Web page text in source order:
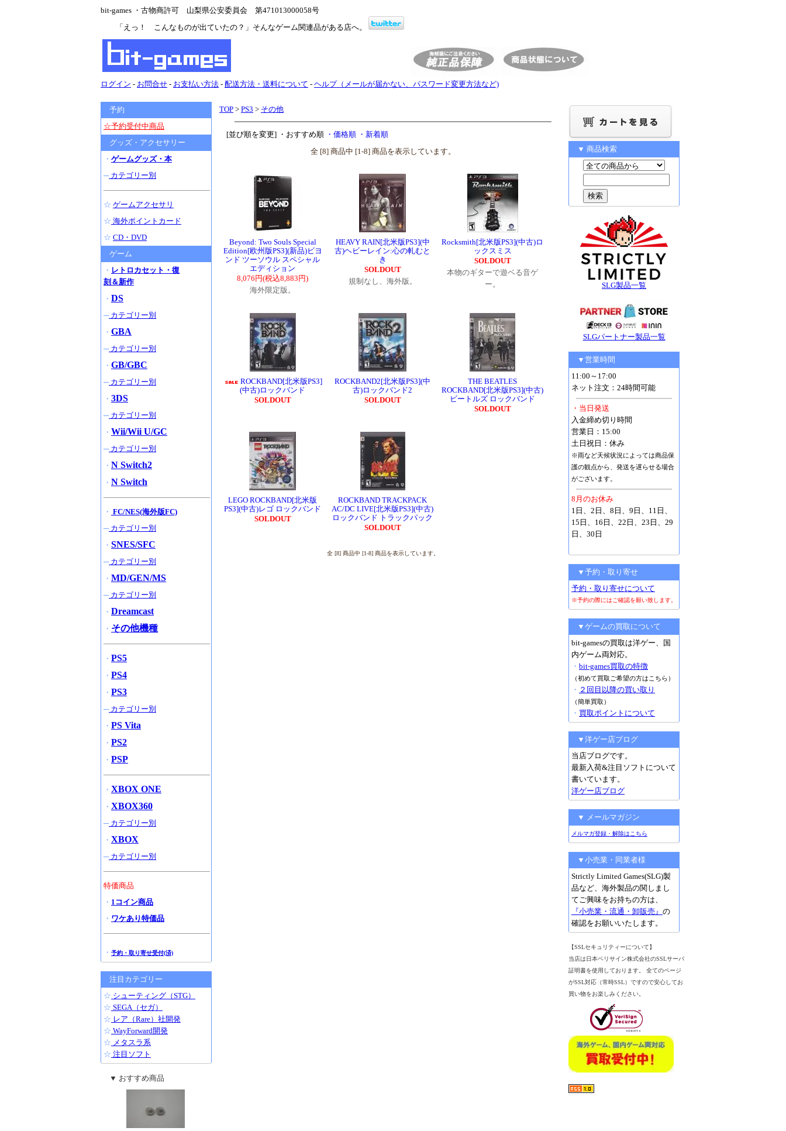
bit-games ・古物商許可 山梨県公安委員会 第471013000058号
「えっ！ こんなものが出ていたの？」そんなゲーム関連品がある店へ。
ログイン - お問合せ - お支払い方法 - 配送方法・送料について - ヘルプ（メールが届かない、パスワード変更方法など)
TOP > PS3 > その他
[並び順を変更] ・おすすめ順 ・価格順 ・新着順
全 [8] 商品中 [1-8] 商品を表示しています。
Beyond: Two Souls Special
Edition[欧州版PS3](新品)ビヨ
ンド ツーソウル スペシャル
エディション
8,076円(税込8,883円)
海外限定版。
HEAVY RAIN[北米版PS3](中
古)ヘビーレイン:心の軋むと
き
SOLDOUT
規制なし、海外版。
Rocksmith[北米版PS3](中古)ロ
ックスミス
SOLDOUT
本物のギターで遊ベる音ゲ
ー。
ROCKBAND[北米版PS3]
(中古)ロックバンド
SOLDOUT
ROCKBAND2[北米版PS3](中
古)ロックバンド2
SOLDOUT
THE BEATLES
ROCKBAND[北米版PS3](中古)
ビートルズ ロックバンド
SOLDOUT
LEGO ROCKBAND[北米版
PS3](中古)レゴ ロックバンド
SOLDOUT
ROCKBAND TRACKPACK
AC/DC LIVE[北米版PS3](中古)
ロックバンド トラックパック
SOLDOUT
全 [8] 商品中 [1-8] 商品を表示しています。
予約
☆予約受付中商品
グッズ・アクセサリー
・ ゲームグッズ・本
─カテゴリー別
☆ ゲームアクセサリ
☆ 海外ポイントカード
☆ CD・DVD
ゲーム
・ レトロカセット・復
刻＆新作
・ DS
─カテゴリー別
・ GBA
─カテゴリー別
・ GB/GBC
─カテゴリー別
・ 3DS
─カテゴリー別
・ Wii/Wii U/GC
─カテゴリー別
・ N Switch2
・ N Switch
・ FC/NES(海外版FC)
─カテゴリー別
・ SNES/SFC
─カテゴリー別
・ MD/GEN/MS
─カテゴリー別
・ Dreamcast
・ その他機種
・ PS5
・ PS4
・ PS3
─カテゴリー別
・ PS Vita
・ PS2
・ PSP
・ XBOX ONE
・ XBOX360
─カテゴリー別
・ XBOX
─カテゴリー別
特価商品
・ 1コイン商品
・ ワケあり特価品
・ 予約・取り寄せ受付(済)
注目カテゴリー
☆ シューティング（STG）
☆ SEGA（セガ）
☆ レア（Rare）社開発
☆ WayForward開発
☆ メタスラ系
☆ 注目ソフト
▼ おすすめ商品
▼ 商品検索
SLG製品一覧
SLGパートナー製品一覧
▼営業時間
11:00～17:00
ネット注文：24時間可能
・当日発送
入金締め切り時間
営業日：15:00
土日祝日：休み
※雨など天候状況によっては商品保
護の観点から、発送を遅らせる場合
がございます。
8月のお休み
1日、2日、8日、9日、11日、
15日、16日、22日、23日、29
日、30日
▼予約・取り寄せ
予約・取り寄せについて
※予約の際にはご確認を願い致します。
▼ゲームの買取について
bit-gamesの買取は洋ゲー、国
内ゲーム両対応。
・ bit-games買取の特徴
（初めて買取ご希望の方はこちら）
・ ２回目以降の買い取り
（簡単買取）
・ 買取ポイントについて
▼洋ゲー店ブログ
当店ブログです。
最新入荷&注目ソフトについて
書いています。
洋ゲー店ブログ
▼ メールマガジン
メルマガ登録・解除はこちら
▼小売業・同業者様
Strictly Limited Games(SLG)製
品など、海外製品の関しまし
てご興味をお持ちの方は、
『小売業・流通・卸販売』 の
確認をお願いいたします。
【SSLセキュリティーについて】
当店は日本ベリサイン株式会社のSSLサーバ
証明書を使用しております。 全てのページ
がSSL対応（常時SSL）ですので安心してお
買い物をお楽しみください。